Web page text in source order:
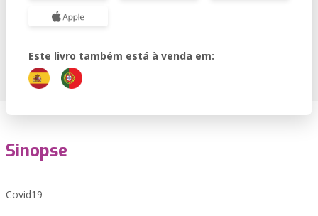
Este livro também está à venda em:
Sinopse
Covid19